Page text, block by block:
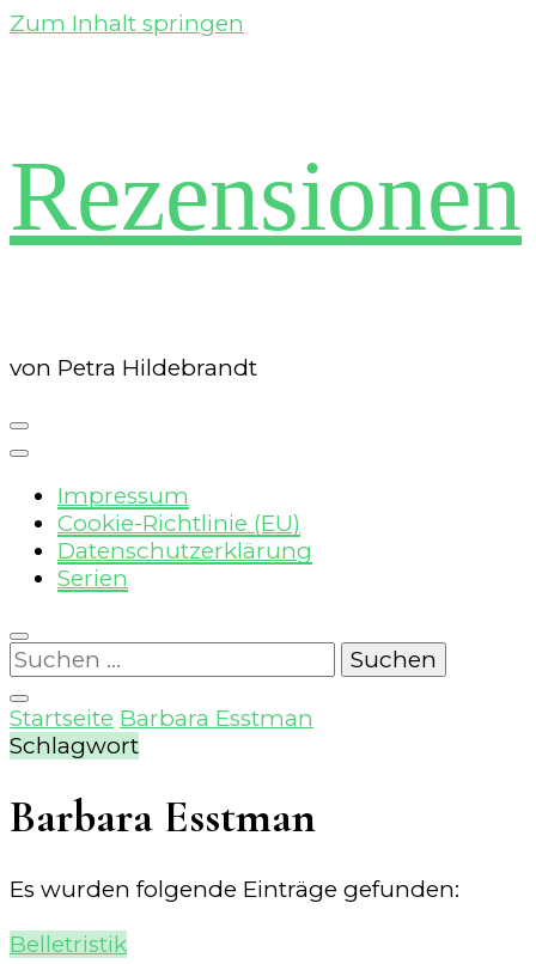
Zum Inhalt springen
Rezensionen
von Petra Hildebrandt
Impressum
Cookie-Richtlinie (EU)
Datenschutzerklärung
Serien
Suchen
nach:
Startseite Barbara Esstman
Schlagwort
Barbara Esstman
Es wurden folgende Einträge gefunden:
Belletristik